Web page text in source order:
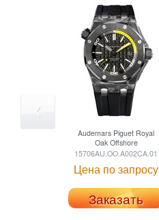
Audemars Piguet Royal
Oak Offshore
15706AU.OO.A002CA.01
Цена по запросу
Заказать